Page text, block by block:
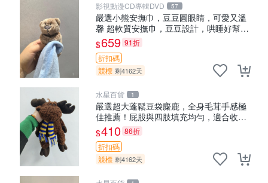
影視動漫CD專輯DVD 57
嚴選小熊安撫巾，豆豆圓眼睛，可愛又溫
馨 超軟質安撫巾，豆豆設計，哄睡好幫手
約克豆豆眼安撫巾 數碼豆豆眼
$659 91折
折扣碼
競標 剩4162天
水星百貨 1
嚴選超大蓬鬆豆袋麋鹿，全身毛茸手感極
佳推薦！屁股與四肢填充均勻，適合收藏
與孩童共賞。 麋鹿 豆袋 毛茸玩具
$410 86折
折扣碼
競標 剩4162天